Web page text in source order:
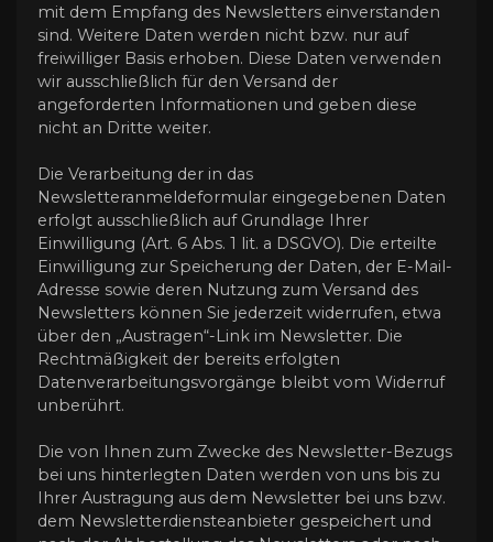
mit dem Empfang des Newsletters einverstanden
sind. Weitere Daten werden nicht bzw. nur auf
freiwilliger Basis erhoben. Diese Daten verwenden
wir ausschließlich für den Versand der
angeforderten Informationen und geben diese
nicht an Dritte weiter.
Die Verarbeitung der in das
Newsletteranmeldeformular eingegebenen Daten
erfolgt ausschließlich auf Grundlage Ihrer
Einwilligung (Art. 6 Abs. 1 lit. a DSGVO). Die erteilte
Einwilligung zur Speicherung der Daten, der E-Mail-
Adresse sowie deren Nutzung zum Versand des
Newsletters können Sie jederzeit widerrufen, etwa
über den „Austragen“-Link im Newsletter. Die
Rechtmäßigkeit der bereits erfolgten
Datenverarbeitungsvorgänge bleibt vom Widerruf
unberührt.
Die von Ihnen zum Zwecke des Newsletter-Bezugs
bei uns hinterlegten Daten werden von uns bis zu
Ihrer Austragung aus dem Newsletter bei uns bzw.
dem Newsletterdiensteanbieter gespeichert und